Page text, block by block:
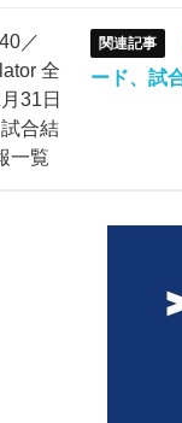
ード、試